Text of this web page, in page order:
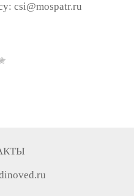
csi@mospatr.ru